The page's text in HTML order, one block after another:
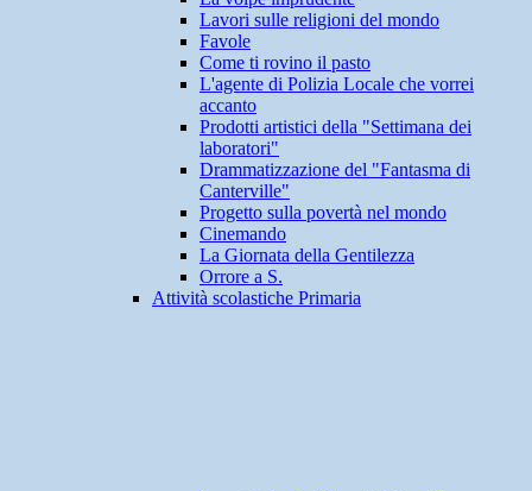
Lavori sulle religioni del mondo
Favole
Come ti rovino il pasto
L'agente di Polizia Locale che vorrei
accanto
Prodotti artistici della "Settimana dei
laboratori"
Drammatizzazione del "Fantasma di
Canterville"
Progetto sulla povertà nel mondo
Cinemando
La Giornata della Gentilezza
Orrore a S.
Attività scolastiche Primaria